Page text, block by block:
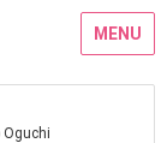
MENU